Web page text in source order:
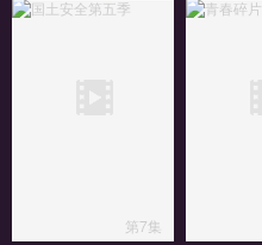
第7集